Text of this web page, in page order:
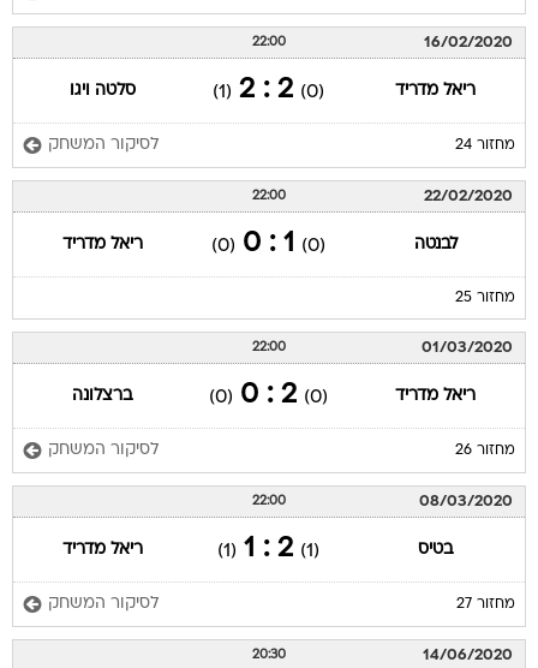
16/02/2020
22:00
ריאל מדריד (0)
2 : 2
(1) סלטה ויגו
מחזור 24 לסיקור המשחק
22/02/2020
22:00
לבנטה (0)
1 : 0
(0) ריאל מדריד
מחזור 25
01/03/2020
22:00
ריאל מדריד (0)
2 : 0
(0) ברצלונה
מחזור 26 לסיקור המשחק
08/03/2020
22:00
בטיס (1)
2 : 1
(1) ריאל מדריד
מחזור 27 לסיקור המשחק
14/06/2020
20:30